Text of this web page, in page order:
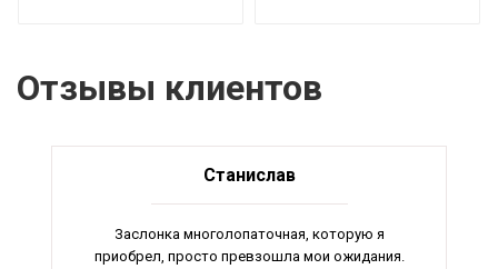
Отзывы клиентов
Станислав
Заслонка многолопаточная, которую я
приобрел, просто превзошла мои ожидания.